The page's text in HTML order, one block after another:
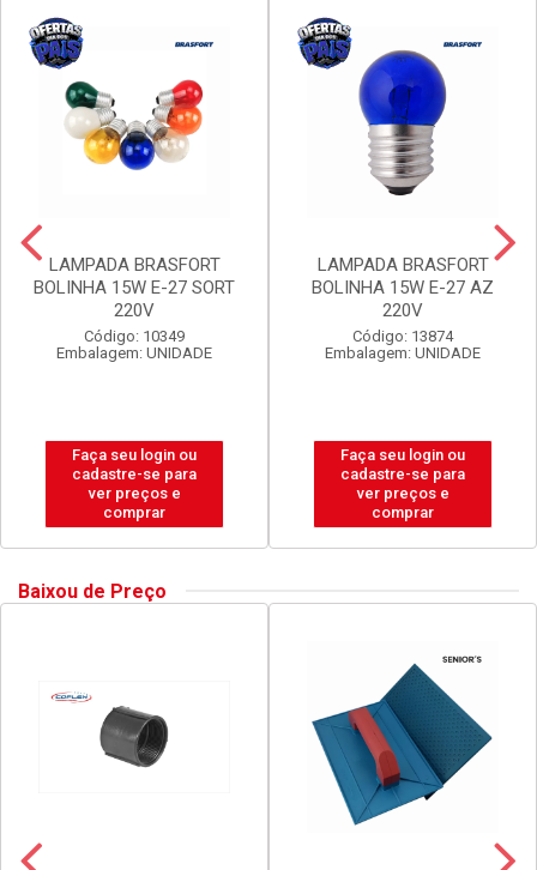
LAMPADA BRASFORT
BOLINHA 15W E-27 SORT
220V
Código: 10349
Embalagem: UNIDADE
Faça seu login ou
cadastre-se para
ver preços e
comprar
LAMPADA BRASFORT
BOLINHA 15W E-27 AZ
220V
Código: 13874
Embalagem: UNIDADE
Faça seu login ou
cadastre-se para
ver preços e
comprar
Baixou de Preço